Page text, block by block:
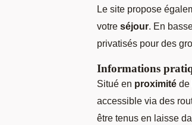
Le site propose
votre séjour. En
privatisés pour des
Informations
Situé en proximité de
accessible via des
être tenus en laisse